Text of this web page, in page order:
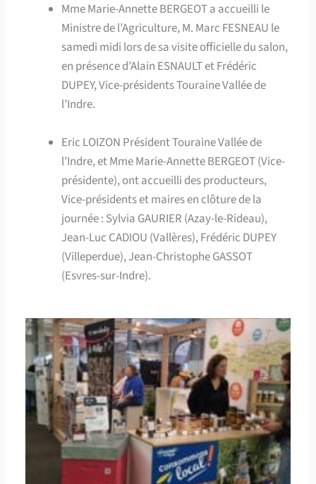
Mme Marie-Annette BERGEOT a accueilli le
Ministre de l’Agriculture, M. Marc FESNEAU le
samedi midi lors de sa visite officielle du salon,
en présence d’Alain ESNAULT et Frédéric
DUPEY, Vice-présidents Touraine Vallée de
l’Indre.
Eric LOIZON Président Touraine Vallée de
l’Indre, et Mme Marie-Annette BERGEOT (Vice-
présidente), ont accueilli des producteurs,
Vice-présidents et maires en clôture de la
journée : Sylvia GAURIER (Azay-le-Rideau),
Jean-Luc CADIOU (Vallères), Frédéric DUPEY
(Villeperdue), Jean-Christophe GASSOT
(Esvres-sur-Indre).